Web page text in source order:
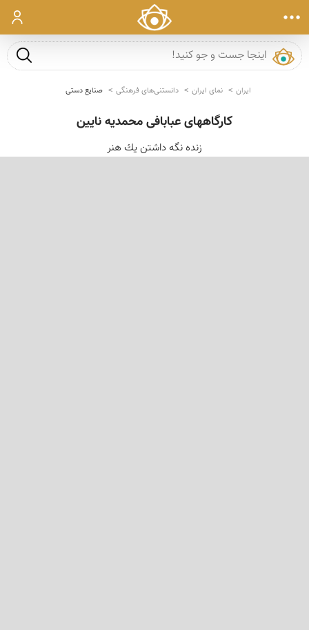
ورود
جست و
ایران نمای ایران دانستنی‌های فرهنگی صنایع دستی
كارگاههای عبابافی محمدیه نایین
زنده نگه داشتن یك هنر